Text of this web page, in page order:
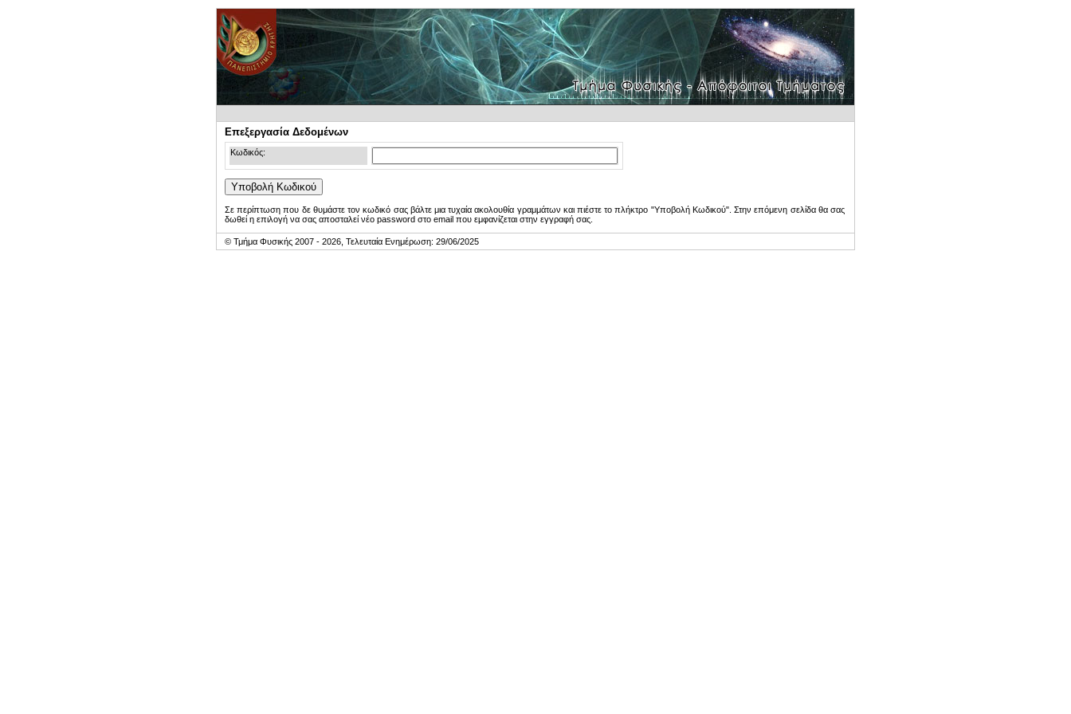
Επεξεργασία Δεδομένων
Κωδικός:
Σε περίπτωση που δε θυμάστε τον κωδικό σας βάλτε μια τυχαία ακολουθία γραμμάτων και πιέστε το πλήκτρο "Υποβολή Κωδικού". Στην επόμενη σελίδα θα σας
δωθεί η επιλογή να σας αποσταλεί νέο password στο email που εμφανίζεται στην εγγραφή σας.
© Τμήμα Φυσικής 2007 - 2026, Τελευταία Ενημέρωση: 29/06/2025